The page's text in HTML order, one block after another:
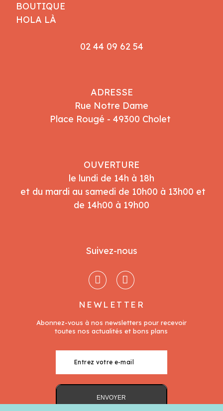
BOUTIQUE
HOLA LÀ
02 44 09 62 54
ADRESSE
Rue Notre Dame
Place Rougé - 49300 Cholet
OUVERTURE
le lundi de 14h à 18h
et du mardi au samedi de 10h00 à 13h00 et
de 14h00 à 19h00
Suivez-nous
NEWLETTER